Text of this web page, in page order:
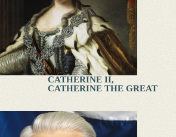
CATHERINE II,
CATHERINE THE GREAT